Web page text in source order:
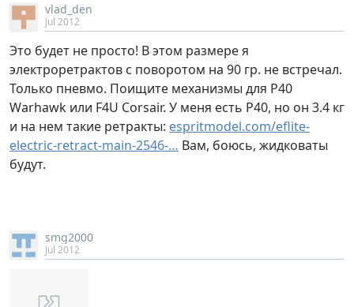
vlad_den
Jul 2012
Это будет не просто! В этом размере я
электроретрактов с поворотом на 90 гр. не встречал.
Только пневмо. Поищите механизмы для P40
Warhawk или F4U Corsair. У меня есть Р40, но он 3.4 кг
и на нем такие ретракты: espritmodel.com/eflite-
electric-retract-main-2546-… Вам, боюсь, жидковаты
будут.
smg2000
Jul 2012